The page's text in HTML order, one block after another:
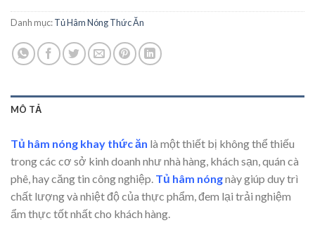
Danh mục:Tủ Hâm Nóng Thức Ăn
MÔ TẢ
Tủ hâm nóng khay thức ăn là một thiết bị không thể thiếu
trong các cơ sở kinh doanh như nhà hàng, khách sạn, quán cà
phê, hay căng tin công nghiệp. Tủ hâm nóngnày giúp duy trì
chất lượng và nhiệt độ của thực phẩm, đem lại trải nghiệm
ẩm thực tốt nhất cho khách hàng.